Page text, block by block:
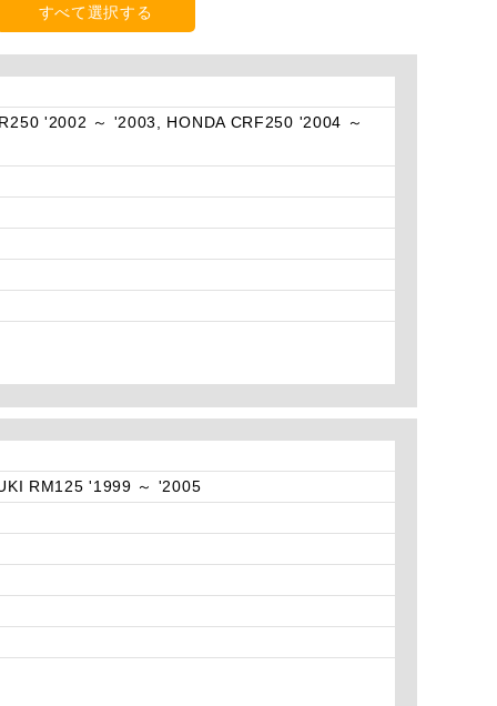
すべて選択する
'2002 ～ '2003, HONDA CRF250 '2004 ～
RM125 '1999 ～ '2005